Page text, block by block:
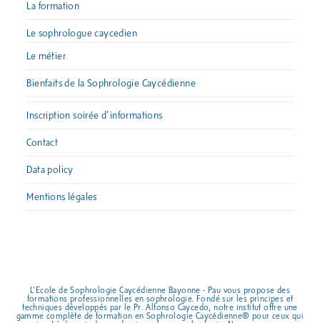
La formation
Le sophrologue caycedien
Le métier
Bienfaits de la Sophrologie Caycédienne
Inscription soirée d’informations
Contact
Data policy
Mentions légales
L’Ecole de Sophrologie Caycédienne Bayonne - Pau vous propose des
formations professionnelles en sophrologie. Fondé sur les principes et
techniques développés par le Pr. Alfonso Caycedo, notre institut offre une
gamme complète de formation en Sophrologie Caycédienne® pour ceux qui